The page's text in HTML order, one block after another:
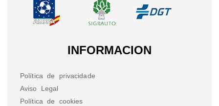
INFORMACION
Política de privacidade
Aviso Legal
Política de cookies